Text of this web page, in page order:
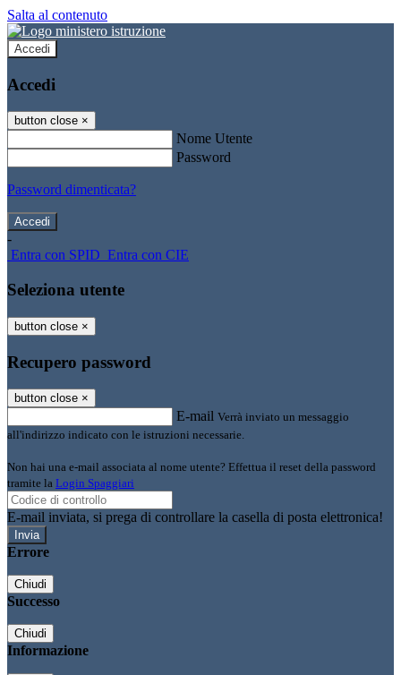
Salta al contenuto
Accedi
Accedi
button close ×
Nome Utente
Password
Password dimenticata?
-
Entra con SPID Entra con CIE
Seleziona utente
button close ×
Recupero password
button close ×
E-mail Verrà inviato un messaggio
all'indirizzo indicato con le istruzioni necessarie.
Non hai una e-mail associata al nome utente? Effettua il reset della password
tramite la Login Spaggiari
E-mail inviata, si prega di controllare la casella di posta elettronica!
Errore
Chiudi
Successo
Chiudi
Informazione